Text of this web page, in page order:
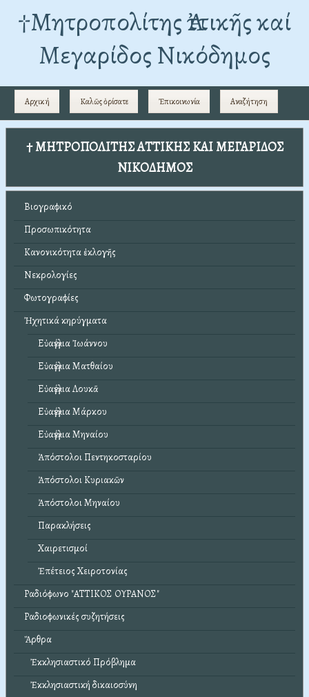
†Mητροπολίτης Ἀττικῆς καί
Μεγαρίδος Νικόδημος
Αρχική Καλῶς ὁρίσατε Ἐπικοινωνία Αναζήτηση
† ΜΗΤΡΟΠΟΛΙΤΗΣ ΑΤΤΙΚΗΣ ΚΑΙ ΜΕΓΑΡΙΔΟΣ
ΝΙΚΟΔΗΜΟΣ
Βιογραφικό
Προσωπικότητα
Κανονικότητα ἐκλογῆς
Νεκρολογίες
Φωτογραφίες
Ἠχητικά κηρύγματα
Εὐαγγέλια Ἰωάννου
Εὐαγγέλια Ματθαίου
Εὐαγγέλια Λουκᾶ
Εὐαγγέλια Μάρκου
Εὐαγγέλια Μηναίου
Ἀπόστολοι Πεντηκοσταρίου
Ἀπόστολοι Κυριακῶν
Ἀπόστολοι Μηναίου
Παρακλήσεις
Χαιρετισμοί
Ἐπέτειος Χειροτονίας
Ραδιόφωνο "ΑΤΤΙΚΟΣ ΟΥΡΑΝΟΣ"
Ραδιοφωνικές συζητήσεις
Ἄρθρα
Ἐκκλησιαστικό Πρόβλημα
Ἐκκλησιαστική δικαιοσύνη